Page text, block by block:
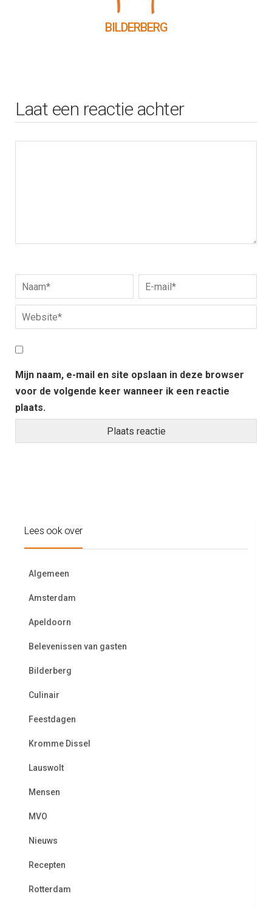
BILDERBERG
Laat een reactie achter
Mijn naam, e-mail en site opslaan in deze browser
voor de volgende keer wanneer ik een reactie
plaats.
Lees ook over
Algemeen
Amsterdam
Apeldoorn
Belevenissen van gasten
Bilderberg
Culinair
Feestdagen
Kromme Dissel
Lauswolt
Mensen
MVO
Nieuws
Recepten
Rotterdam